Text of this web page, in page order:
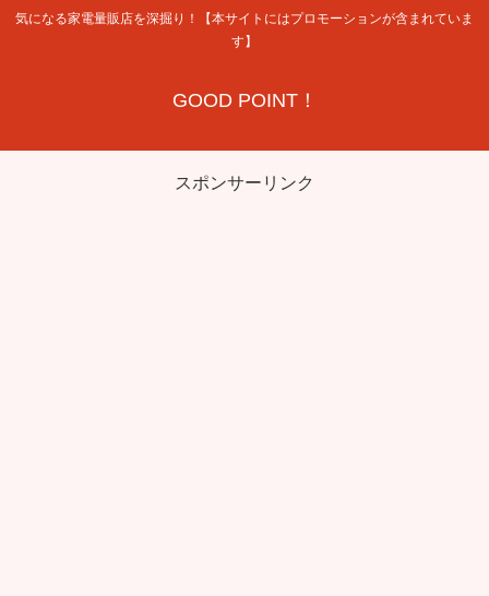
気になる家電量販店を深掘り！【本サイトにはプロモーションが含まれていま
す】
GOOD POINT！
スポンサーリンク